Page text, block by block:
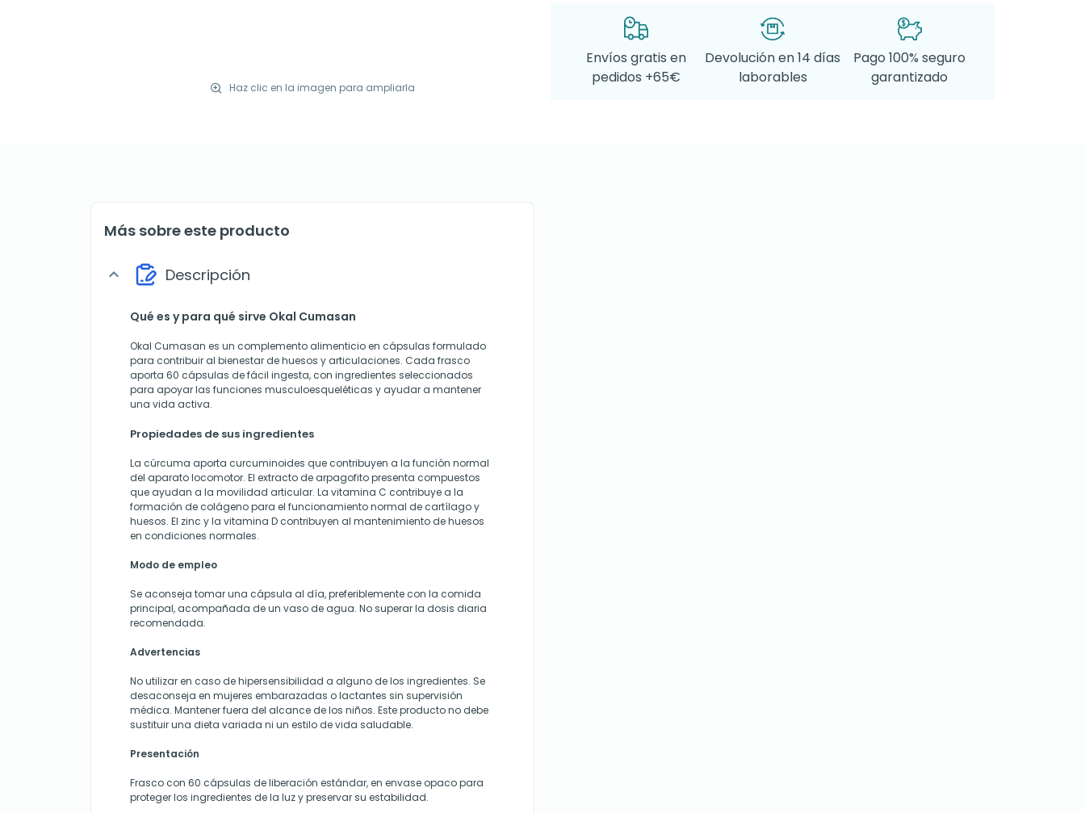
Haz clic en la imagen para ampliarla
Envíos gratis en
pedidos +65€
Devolución en 14 días
laborables
Pago 100% seguro
garantizado
Más sobre este producto
expand_more Descripción
Qué es y para qué sirve Okal Cumasan
Okal Cumasan es un complemento alimenticio en cápsulas formulado
para contribuir al bienestar de huesos y articulaciones. Cada frasco
aporta 60 cápsulas de fácil ingesta, con ingredientes seleccionados
para apoyar las funciones musculoesqueléticas y ayudar a mantener
una vida activa.
Propiedades de sus ingredientes
La cúrcuma aporta curcuminoides que contribuyen a la función normal
del aparato locomotor. El extracto de arpagofito presenta compuestos
que ayudan a la movilidad articular. La vitamina C contribuye a la
formación de colágeno para el funcionamiento normal de cartílago y
huesos. El zinc y la vitamina D contribuyen al mantenimiento de huesos
en condiciones normales.
Modo de empleo
Se aconseja tomar una cápsula al día, preferiblemente con la comida
principal, acompañada de un vaso de agua. No superar la dosis diaria
recomendada.
Advertencias
No utilizar en caso de hipersensibilidad a alguno de los ingredientes. Se
desaconseja en mujeres embarazadas o lactantes sin supervisión
médica. Mantener fuera del alcance de los niños. Este producto no debe
sustituir una dieta variada ni un estilo de vida saludable.
Presentación
Frasco con 60 cápsulas de liberación estándar, en envase opaco para
proteger los ingredientes de la luz y preservar su estabilidad.